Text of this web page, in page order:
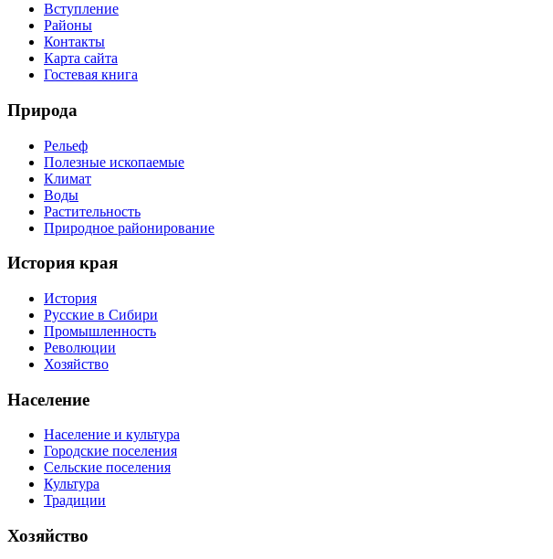
Вступление
Районы
Контакты
Карта сайта
Гостевая книга
Природа
Рельеф
Полезные ископаемые
Климат
Воды
Растительность
Природное районирование
История края
История
Русские в Сибири
Промышленность
Революции
Хозяйство
Население
Население и культура
Городские поселения
Сельские поселения
Культура
Традиции
Хозяйство